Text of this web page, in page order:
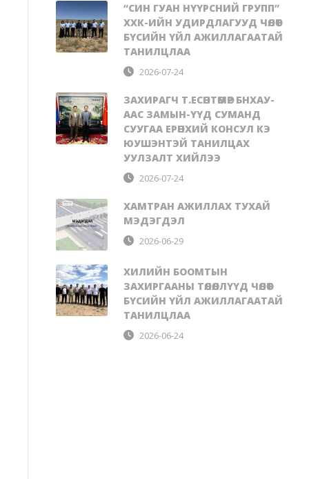
“СИН ГУАН НҮҮРСНИЙ ГРУПП”
ХХК-ИЙН УДИРДЛАГУУД ЧӨЛӨӨТ
БҮСИЙН ҮЙЛ АЖИЛЛАГААТАЙ
ТАНИЛЦЛАА
2026-07-24
ЗАХИРАГЧ Т.ЕСӨНТӨМӨР БНХАУ-
ААС ЗАМЫН-ҮҮД СУМАНД
СУУГАА ЕРӨНХИЙ КОНСУЛ КЭ
ЮУШЭНТЭЙ ТАНИЛЦАХ
УУЛЗАЛТ ХИЙЛЭЭ
2026-07-24
ХАМТРАН АЖИЛЛАХ ТУХАЙ
МЭДЭГДЭЛ
2026-06-29
ХИЛИЙН БООМТЫН
ЗАХИРГААНЫ ТӨЛӨӨЛЛҮҮД ЧӨЛӨӨТ
БҮСИЙН ҮЙЛ АЖИЛЛАГААТАЙ
ТАНИЛЦЛАА
2026-06-24